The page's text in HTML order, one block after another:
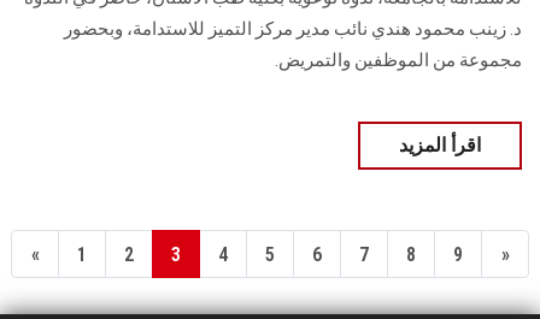
د. زينب محمود هندي نائب مدير مركز التميز للاستدامة، وبحضور
مجموعة من الموظفين والتمريض.
اقرأ المزيد
« 1 2 3 4 5 6 7 8 9 »